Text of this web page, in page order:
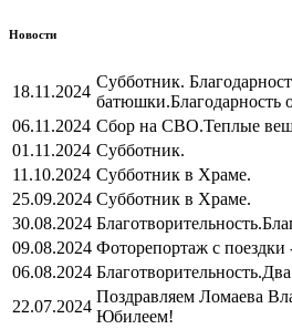
Новости
18.11.2024
Субботник.
батюшки.Благодарность
06.11.2024 Сбор на СВО.Теплые
01.11.2024 Субботник.
11.10.2024 Субботник в Храме.
25.09.2024 Субботник в Храме.
30.08.2024 Благотворительность.
09.08.2024 Фоторепортаж с поездки
06.08.2024 Благотворительность.
22.07.2024
Поздравляем Ломаева
Юбилеем!